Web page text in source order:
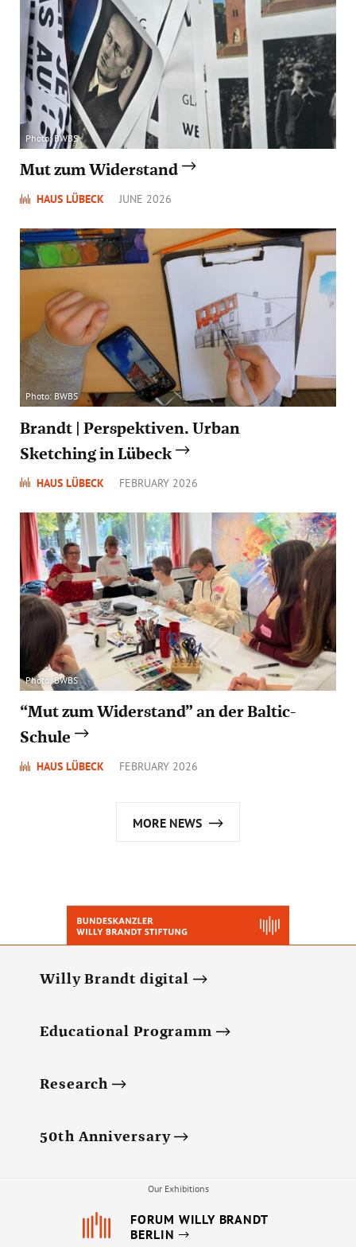
Photo: BWBS
Mut zum Widerstand
HAUS LÜBECK JUNE 2026
Photo: BWBS
Brandt | Perspektiven. Urban
Sketching in Lübeck
HAUS LÜBECK FEBRUARY 2026
Photo: BWBS
“Mut zum Widerstand” an der Baltic-
Schule
HAUS LÜBECK FEBRUARY 2026
MORE NEWS
Willy Brandt digital
Educational Programm
Research
50th Anniversary
Our Exhibitions
FORUM WILLY BRANDT
BERLIN